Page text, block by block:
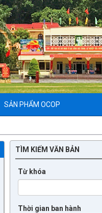
SẢN PHẨM OCOP
TÌM KIẾM VĂN BẢN
Từ khóa
Thời gian ban hành